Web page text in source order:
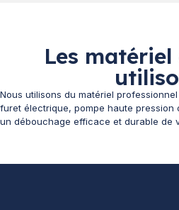
Les matériel
Nous utilisons du matériel
furet électrique, pompe haute pression
un débouchage efficace et durable de